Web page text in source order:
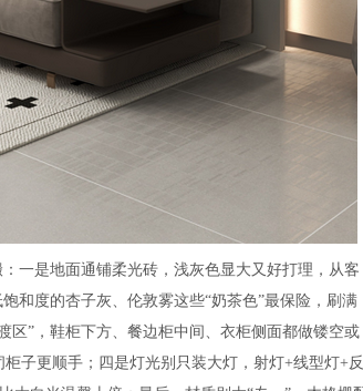
一是地面通铺柔光砖，浅灰色显大又好打理，从客
和度的杏子灰、伦敦雾这些“奶茶色”最保险，刷满
区”，鞋柜下方、餐边柜中间、衣柜侧面都做镂空或
子更顺手；四是灯光别只装大灯，射灯+线型灯+反